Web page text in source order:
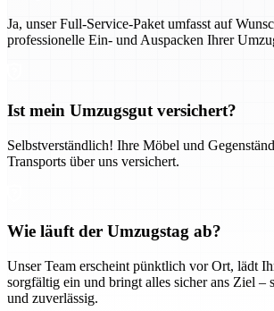
Ja, unser Full-Service-Paket umfasst auf
professionelle Ein- und Auspacken Ihrer
Ist mein Umzugsgut versichert?
Selbstverständlich! Ihre Möbel und
Transports über uns versichert.
Wie läuft der Umzugstag ab?
Unser Team erscheint pünktlich vor Ort, lädt
sorgfältig ein und bringt alles sicher ans Ziel –
und zuverlässig.